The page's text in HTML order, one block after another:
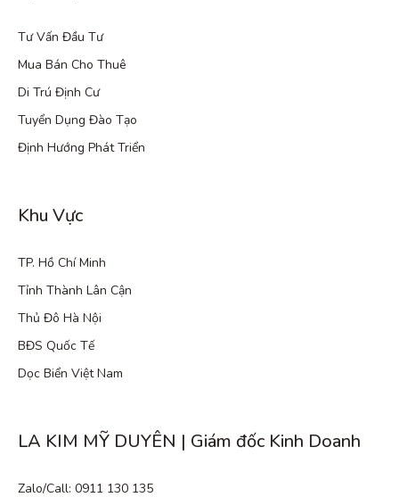
Tư Vấn Đầu Tư
Mua Bán Cho Thuê
Di Trú Định Cư
Tuyển Dụng Đào Tạo
Định Hướng Phát Triển
Khu Vực
TP. Hồ Chí Minh
Tỉnh Thành Lân Cận
Thủ Đô Hà Nội
BĐS Quốc Tế
Dọc Biển Việt Nam
LA KIM MỸ DUYÊN | Giám đốc Kinh Doanh
Zalo/Call: 0911 130 135